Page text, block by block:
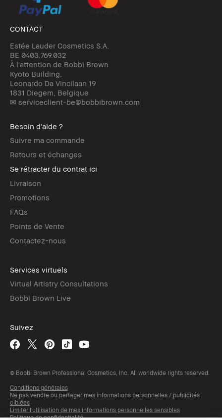
CONTACT
Estée Lauder Cosmetics S.A.
BE 0403.769.032
À l'attention de Bobbi Brown
Kyoto Building,
Leonardo Da Vincilaan 19
1831 Diegem, Belgique
✉ serviceclient-be@bobbibrown.com
Besoin d'aide ?
Suivre ma commande
Retours et échanges
Se rétracter du contrat ici
Livraison
Promotions
FAQs
Points de Vente
Contactez-nous
Services virtuels
Virtual Artistry Consultations
Bobbi Brown Live
Suivez
© Bobbi Brown Professional Cosmetics, Inc. All worldwide rights reserved.
Conditions générales
Ne pas vendre ou partager mes informations personnelles / publicités
ciblées
Limiter l'utilisation de mes informations personnelles sensibles
Politique de confidentialité